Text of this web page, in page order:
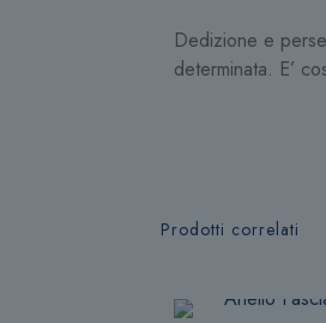
Dedizione e
determinata. E’
Prodotti correlati